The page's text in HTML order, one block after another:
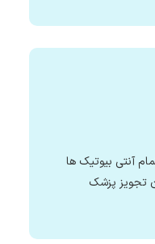
آنتی بیوتیک ها
تجویز پزشک